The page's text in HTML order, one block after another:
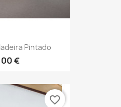
Pintado
€
favorite_border